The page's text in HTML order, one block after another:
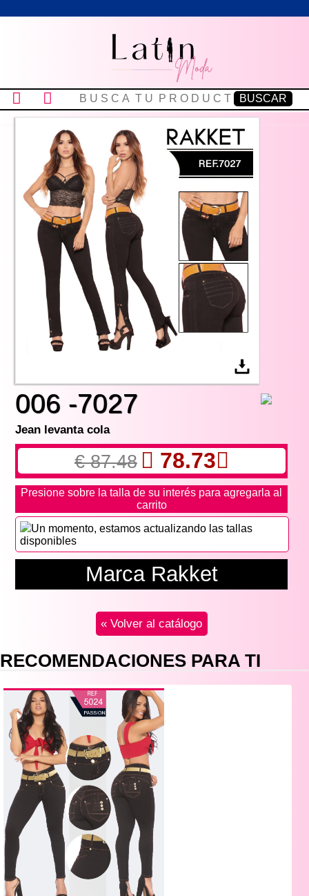
006 -7027
Jean levanta cola
€ 87.48 78.73
Presione sobre la talla de su interés para agregarla al
carrito
Un momento, estamos actualizando las tallas
disponibles
Marca Rakket
« Volver al catálogo
RECOMENDACIONES PARA TI